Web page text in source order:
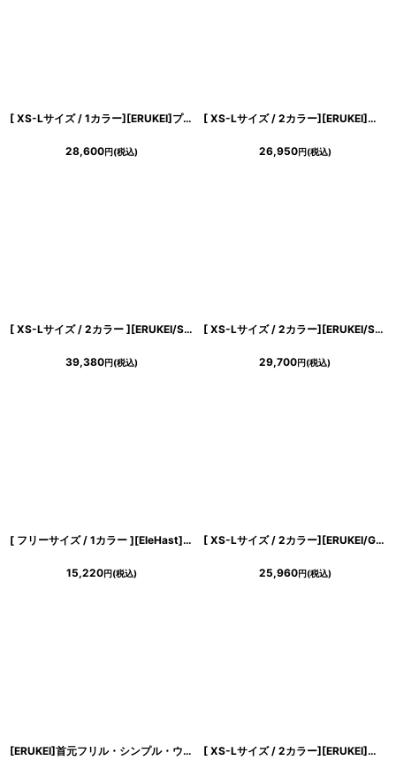
[ XS-Lサイズ / 1カラー][ERUKEI]プリント・花柄・Vネック・ハイウエスト・Aライン・ロングドレス[送料無料]
28,600円(税込)
[ XS-Lサイズ / 2カラー][ERUKEI]サテン・レース・スパンコール・ワンショルダー・肩リボン・ギャザー・スリット・タイト・マーメイド・ロングドレス[送料無料]
26,950円(税込)
[ XS-Lサイズ / 2カラー ][ERUKEI/SETTAN]ブラック・レッド・立体刺繍・ウエストリボン・Aライン・Vネック・ロングドレス[送料無料]
39,380円(税込)
[ XS-Lサイズ / 2カラー][ERUKEI/SETTAN]ホワイト・レッド・総レース・ハイウエスト・シアー・インナーミニ・タイト・ストレートライン・ロングドレス[送料無料]
29,700円(税込)
[ フリーサイズ / 1カラー ][EleHast]アームスリット・長袖・ケープ・エレガントモード・マキシ丈・ロングワンピース[薗田杏奈着用][送料無料]
15,220円(税込)
[ XS-Lサイズ / 2カラー][ERUKEI/GINZA COUTURE]ホワイト×ブラック・レッド×ホワイト・ドット・首元フリル・ウエストマーク・マキシ・アメリカンスリーブ・Aライン・ロングドレス[送料無料]
25,960円(税込)
[ERUKEI]首元フリル・シンプル・ウエストマーク・マキシ・ノースリーブ・ロングドレス・Aライン・ワンピース[山崎みどり着用]《送料＆代引き手数料無料》 [ XS-Lサイズ / 2カラー][ERUKEI]アメリカンスリーブ・シフォン・花柄・プリント・スリット・セクシー・Aライン・ロングドレス[送料無料]
ピース